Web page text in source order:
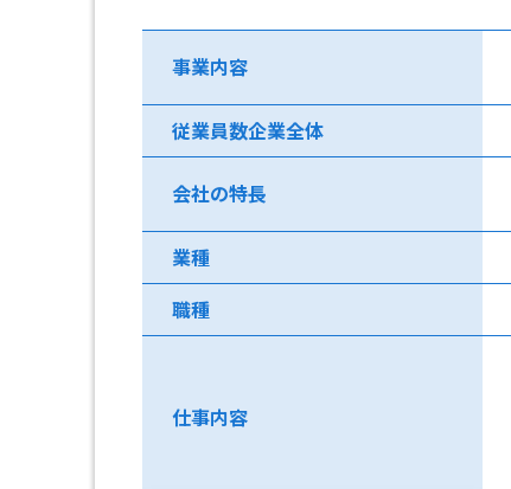
事業内容
従業員数企業全体
会社の特長
業種
職種
仕事内容